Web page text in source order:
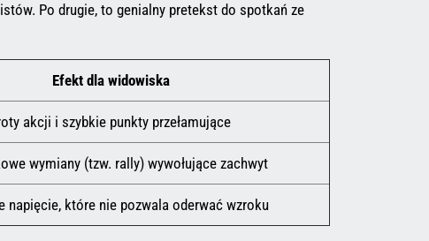
Po drugie, to genialny pretekst do spotkań ze
Efekt dla widowiska
akcji i szybkie punkty przełamujące
wymiany (tzw. rally) wywołujące zachwyt
napięcie, które nie pozwala oderwać wzroku